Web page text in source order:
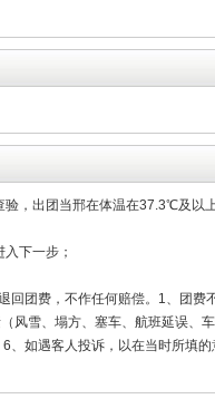
，出团当邢在体温在37.3℃及以
下一步；
团费，不作任何赔偿。1、团
风雪、塌方、塞车、航班延误、
如遇客人投诉，以在当时所填